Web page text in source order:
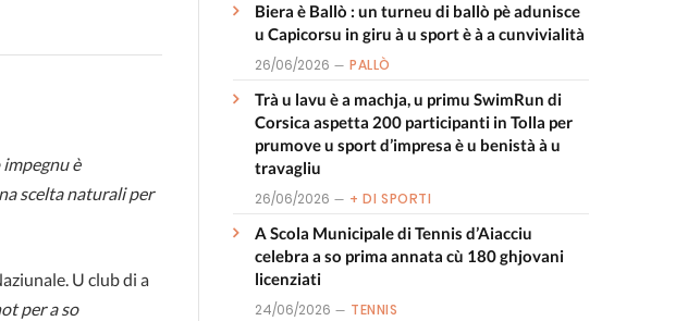
impegnu è
scelta naturali per
U club di a
per a so
Biera è Ballò : un turneu di ballò pè adunisce
u Capicorsu in giru à u sport è à a cunvivialità
26/06/2026 PALLÒ
Trà u lavu è a machja, u primu SwimRun di
Corsica aspetta 200 participanti in Tolla per
prumove u sport d’impresa è u benistà à u
travagliu
26/06/2026 + DI SPORTI
A Scola Municipale di Tennis d’Aiacciu
celebra a so prima annata cù 180 ghjovani
licenziati
24/06/2026 TENNIS